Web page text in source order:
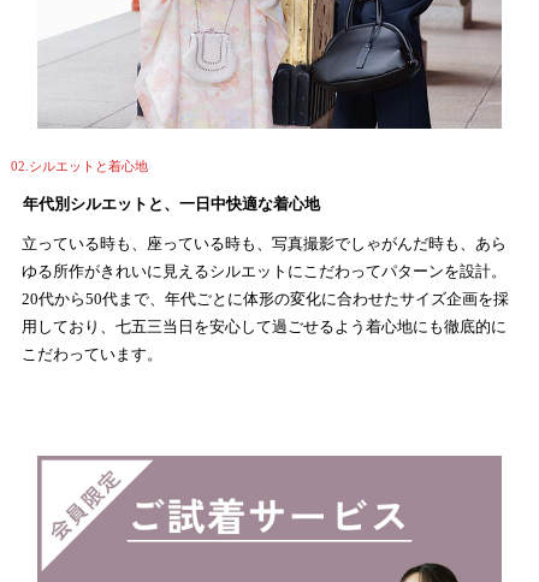
02.シルエットと着心地
年代別シルエットと、一日中快適な着心地
立っている時も、座っている時も、写真撮影でしゃがんだ時も、あら
ゆる所作がきれいに見えるシルエットにこだわってパターンを設計。
20代から50代まで、年代ごとに体形の変化に合わせたサイズ企画を採
用しており、七五三当日を安心して過ごせるよう着心地にも徹底的に
こだわっています。